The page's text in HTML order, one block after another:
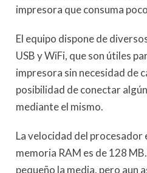
impresora que consuma
El equipo dispone de
USB y WiFi, que son útiles
impresora sin necesidad de
posibilidad de conectar
mediante el mismo.
La velocidad del procesador
memoria RAM es de 128
pequeño la media, pero aun